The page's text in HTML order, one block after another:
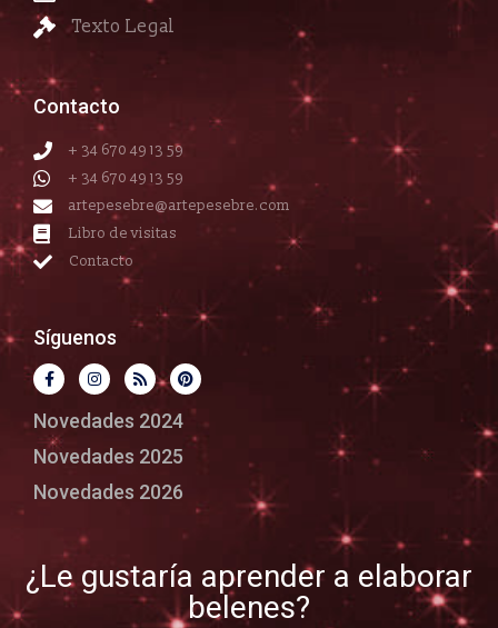
Texto Legal
Contacto
+ 34 670 49 13 59
+ 34 670 49 13 59
artepesebre@artepesebre.com
Libro de visitas
Contacto
Síguenos
Novedades 2024
Novedades 2025
Novedades 2026
¿Le gustaría aprender a elaborar
belenes?